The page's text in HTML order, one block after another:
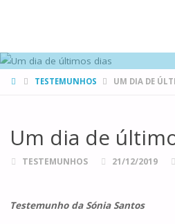
HOMETESTEMUNHOS UM DIA DE
Um dia de
TESTEMUNHOS 21/12/2019
Testemunho da Sónia Santos